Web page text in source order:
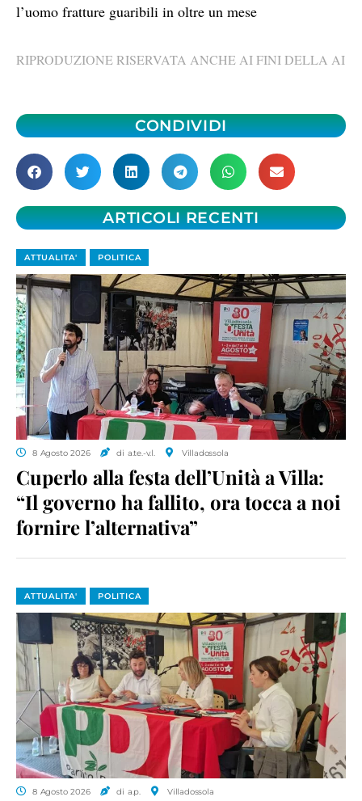
l’uomo fratture guaribili in oltre un mese
RIPRODUZIONE RISERVATA ANCHE AI FINI DELLA AI
CONDIVIDI
ARTICOLI RECENTI
ATTUALITA' POLITICA
8 Agosto 2026 di a.te.-v.l. Villadossola
Cuperlo alla festa dell’Unità a Villa:
“Il governo ha fallito, ora tocca a noi
fornire l’alternativa”
ATTUALITA' POLITICA
8 Agosto 2026 di a.p. Villadossola